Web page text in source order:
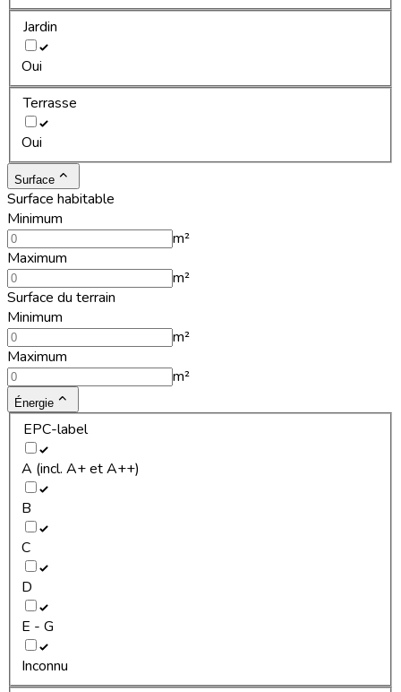
Jardin
Oui
Terrasse
Oui
Surface
Surface habitable
Minimum
m²
Maximum
m²
Surface du terrain
Minimum
m²
Maximum
m²
Énergie
EPC-label
A (incl. A+ et A++)
B
C
D
E - G
Inconnu